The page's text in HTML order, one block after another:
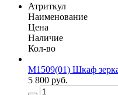
Атриткул
Наименование
Цена
Наличие
Кол-во
М1509(01) Шкаф
5 800 руб.